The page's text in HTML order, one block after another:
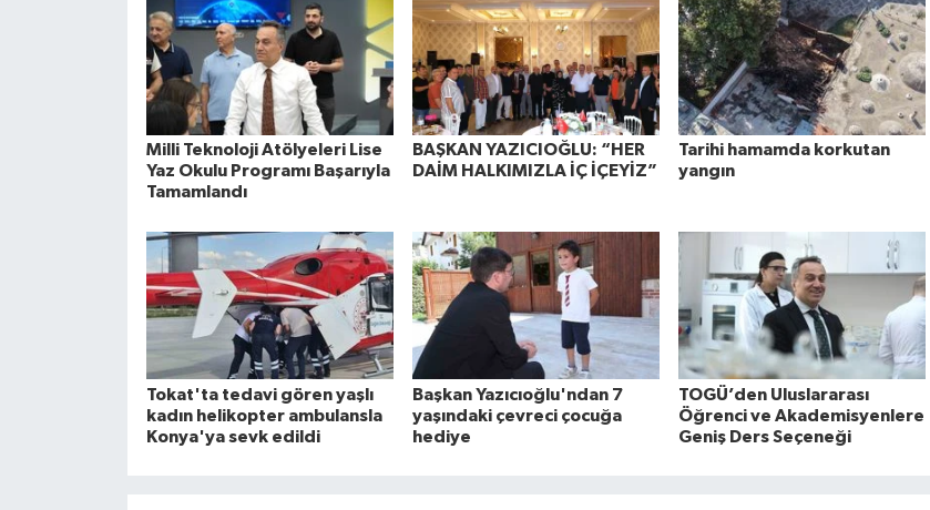
Milli Teknoloji Atölyeleri Lise
Yaz Okulu Programı Başarıyla
Tamamlandı
BAŞKAN YAZICIOĞLU: “HER
DAİM HALKIMIZLA İÇ İÇEYİZ”
Tarihi hamamda korkutan
yangın
Tokat'ta tedavi gören yaşlı
kadın helikopter ambulansla
Konya'ya sevk edildi
Başkan Yazıcıoğlu'ndan 7
yaşındaki çevreci çocuğa
hediye
TOGÜ’den Uluslararası
Öğrenci ve Akademisyenlere
Geniş Ders Seçeneği